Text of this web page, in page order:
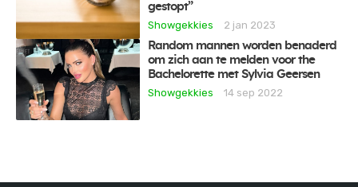
gestopt”
Showgekkies
2 jan 2023
Random mannen worden benaderd
om zich aan te melden voor the
Bachelorette met Sylvia Geersen
Showgekkies
14 sep 2022